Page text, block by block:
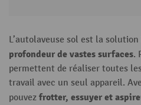
L’autolaveuse sol est la
profondeur de vastes surfaces.
permettent de réaliser toutes
travail avec un seul appareil.
pouvez frotter, essuyer et